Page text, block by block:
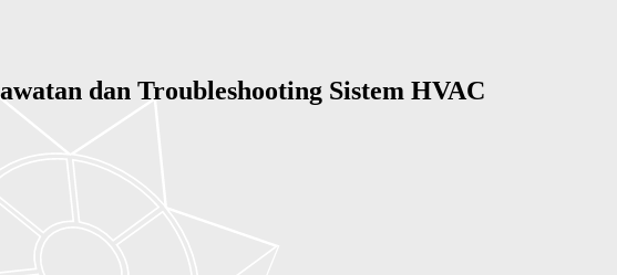
dan Troubleshooting Sistem HVAC